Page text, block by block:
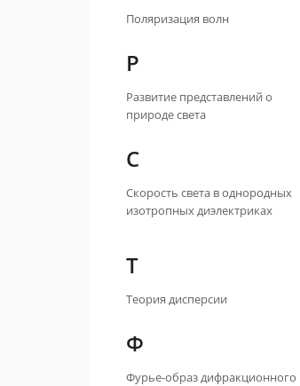
Поляризация волн
Р
Развитие представлений о
природе света
С
Скорость света в однородных
изотропных диэлектриках
Т
Теория дисперсии
Ф
Фурье-образ дифракционного